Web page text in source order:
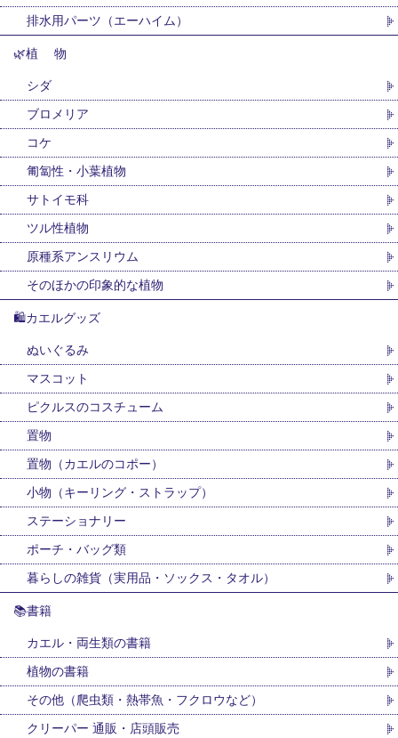
排水用パーツ（エーハイム）
🌿植 物
シダ
ブロメリア
コケ
匍匐性・小葉植物
サトイモ科
ツル性植物
原種系アンスリウム
そのほかの印象的な植物
🛍カエルグッズ
ぬいぐるみ
マスコット
ピクルスのコスチューム
置物
置物（カエルのコポー）
小物（キーリング・ストラップ）
ステーショナリー
ポーチ・バッグ類
暮らしの雑貨（実用品・ソックス・タオル）
📚書籍
カエル・両生類の書籍
植物の書籍
その他（爬虫類・熱帯魚・フクロウなど）
クリーパー 通販・店頭販売